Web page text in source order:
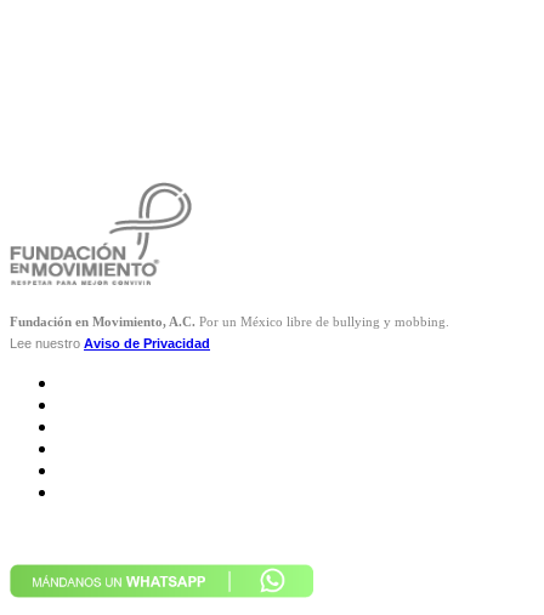
Fundación en Movimiento, A.C. Por un México libre de bullying y mobbing.
Lee nuestro Aviso de Privacidad